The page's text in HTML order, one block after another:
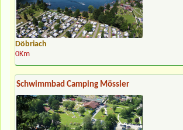
Döbriach
0Km
Schwimmbad Camping Mössler